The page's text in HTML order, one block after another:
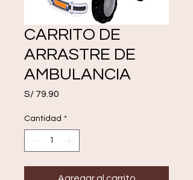
CARRITO DE
ARRASTRE DE
AMBULANCIA
S/ 79.90
Cantidad *